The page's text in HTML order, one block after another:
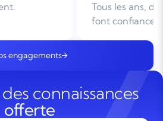
nous
Leader du
domicile en
engagements
connaissances
offerte